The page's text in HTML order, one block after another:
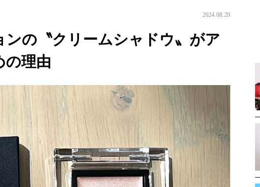
2024.08.20
ンの〝クリームシャドウ〟がア
の理由